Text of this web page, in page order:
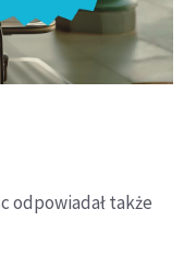
odpowiadał także